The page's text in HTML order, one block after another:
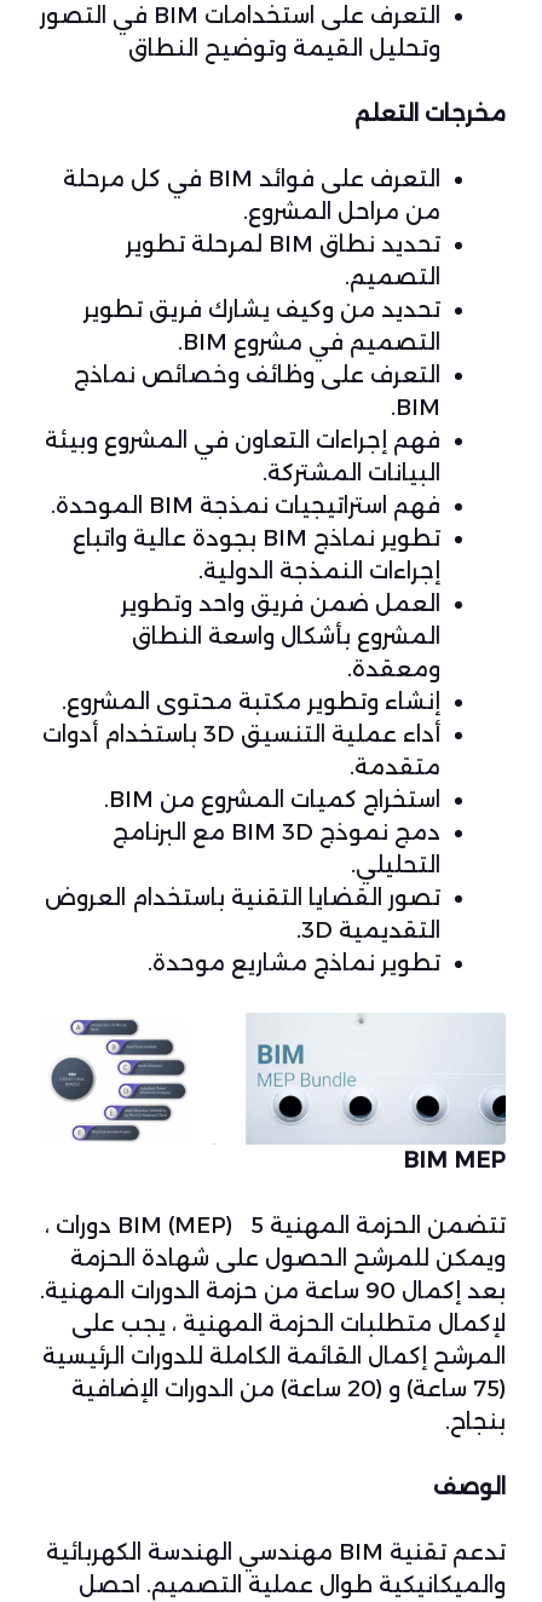
التعرف على استخدامات BIM في التصور
وتحليل القيمة وتوضيح النطاق
مخرجات التعلم
التعرف على فوائد BIM في كل مرحلة
من مراحل المشروع.
تحديد نطاق BIM لمرحلة تطوير
التصميم.
تحديد من وكيف يشارك فريق تطوير
التصميم في مشروع BIM.
التعرف على وظائف وخصائص نماذج
BIM.
فهم إجراءات التعاون في المشروع وبيئة
البيانات المشتركة.
فهم استراتيجيات نمذجة BIM الموحدة.
تطوير نماذج BIM بجودة عالية واتباع
إجراءات النمذجة الدولية.
العمل ضمن فريق واحد وتطوير
المشروع بأشكال واسعة النطاق
ومعقدة.
إنشاء وتطوير مكتبة محتوى المشروع.
أداء عملية التنسيق 3D باستخدام أدوات
متقدمة.
استخراج كميات المشروع من BIM.
دمج نموذج BIM 3D مع البرنامج
التحليلي.
تصور القضايا التقنية باستخدام العروض
التقديمية 3D.
تطوير نماذج مشاريع موحدة.
BIM MEP
تتضمن الحزمة المهنية BIM (MEP) 5 دورات ،
ويمكن للمرشح الحصول على شهادة الحزمة
بعد إكمال 90 ساعة من حزمة الدورات المهنية.
لإكمال متطلبات الحزمة المهنية ، يجب على
المرشح إكمال القائمة الكاملة للدورات الرئيسية
(75 ساعة) و (20 ساعة) من الدورات الإضافية
بنجاح.
الوصف
تدعم تقنية BIM مهندسي الهندسة الكهربائية
والميكانيكية طوال عملية التصميم. احصل